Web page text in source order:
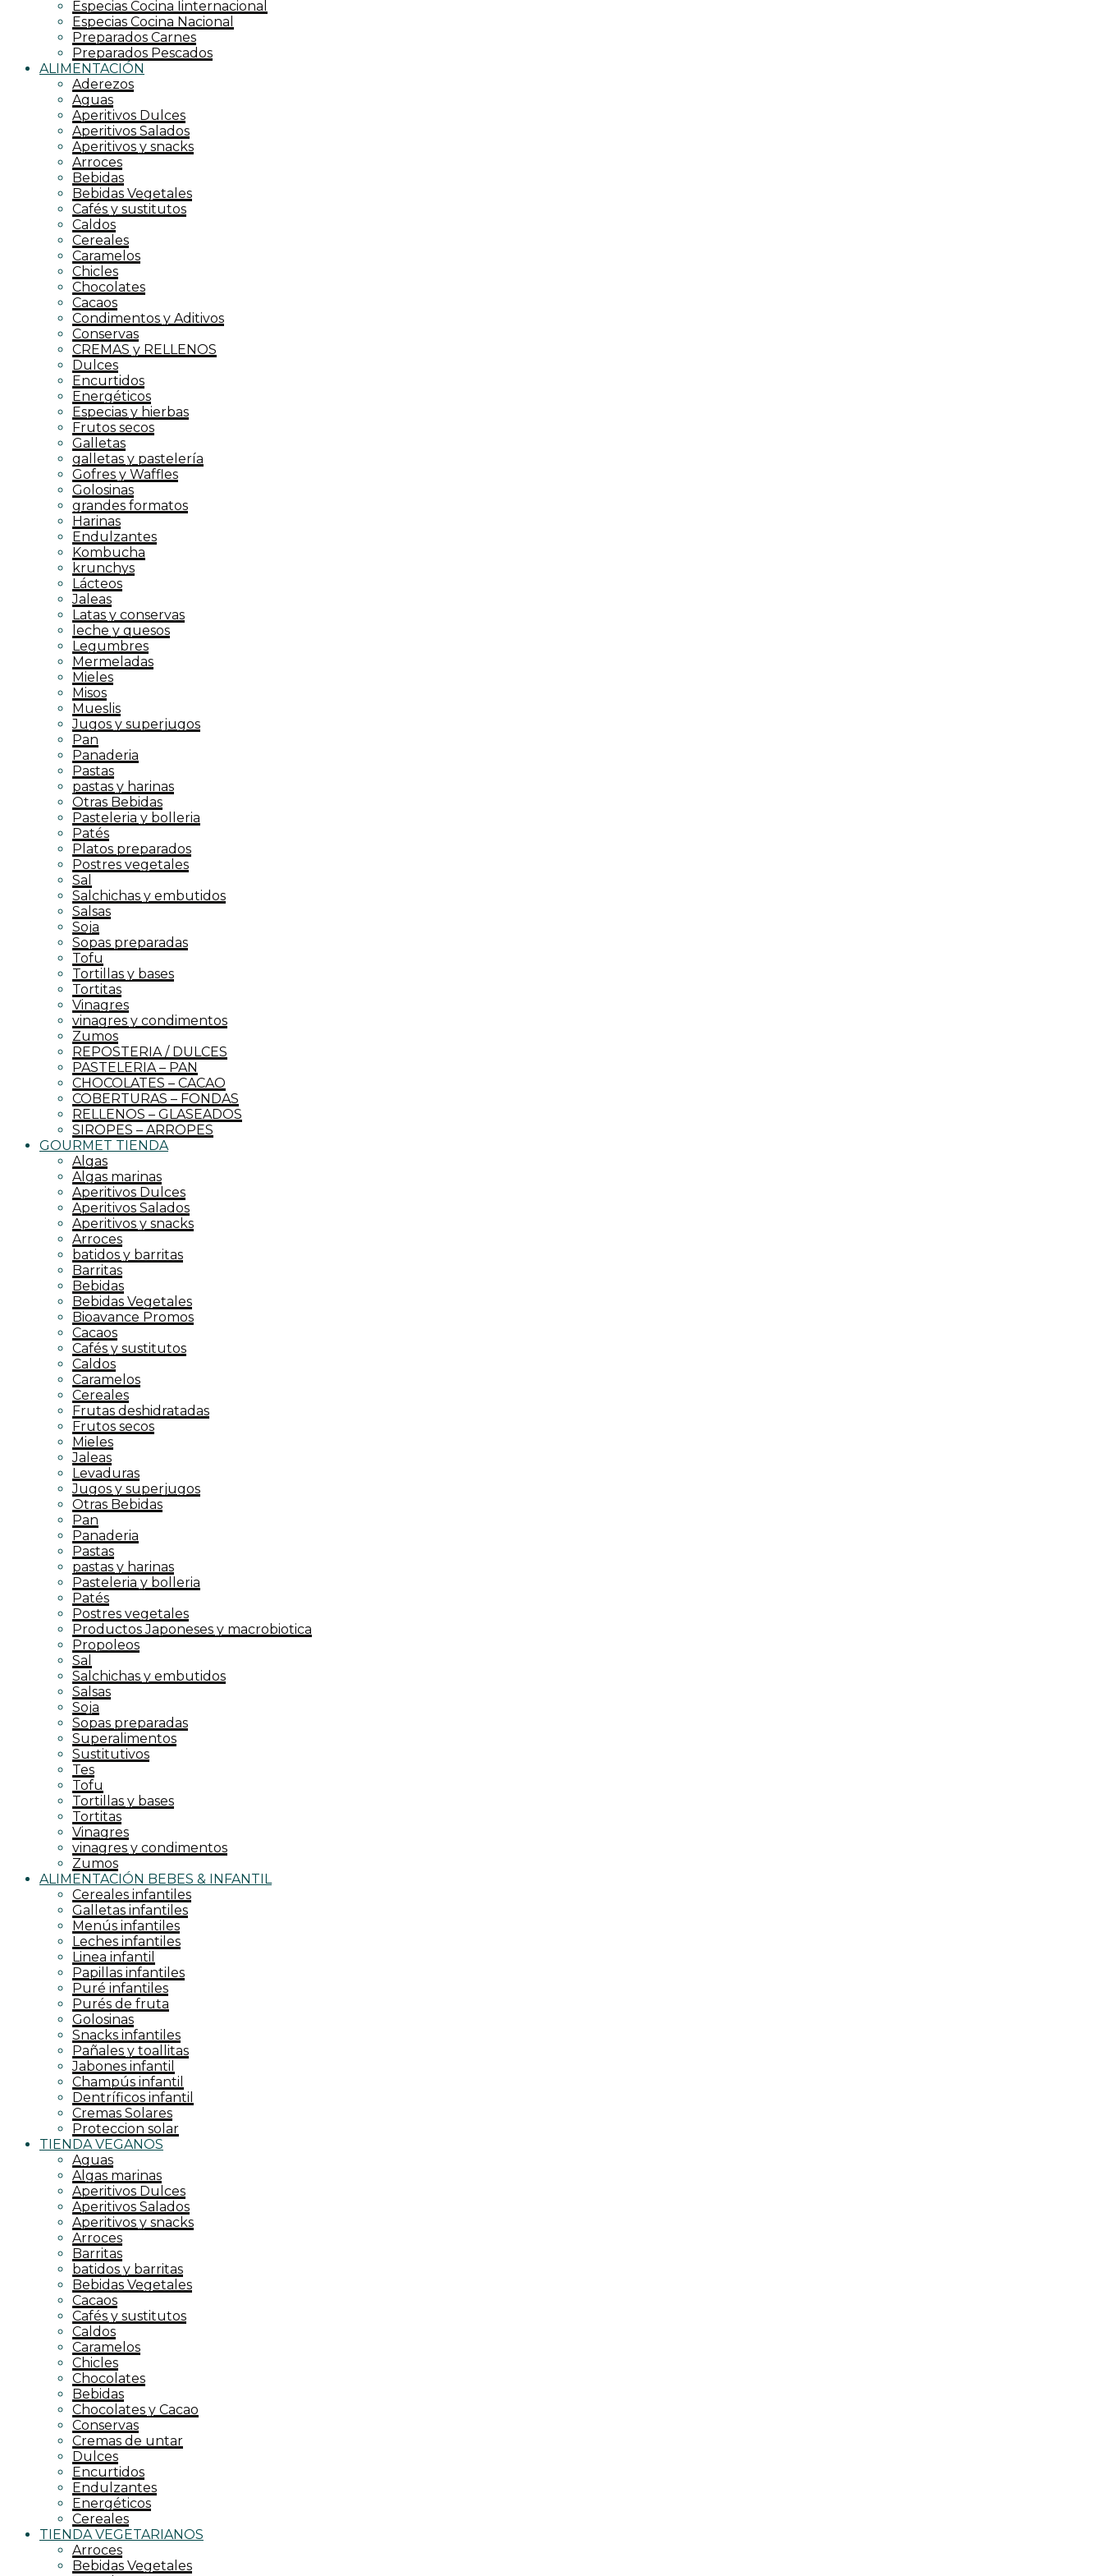
Especias Cocina Iinternacional
Especias Cocina Nacional
Preparados Carnes
Preparados Pescados
ALIMENTACIÓN
Aderezos
Aguas
Aperitivos Dulces
Aperitivos Salados
Aperitivos y snacks
Arroces
Bebidas
Bebidas Vegetales
Cafés y sustitutos
Caldos
Cereales
Caramelos
Chicles
Chocolates
Cacaos
Condimentos y Aditivos
Conservas
CREMAS y RELLENOS
Dulces
Encurtidos
Energéticos
Especias y hierbas
Frutos secos
Galletas
galletas y pastelería
Gofres y Waffles
Golosinas
grandes formatos
Harinas
Endulzantes
Kombucha
krunchys
Lácteos
Jaleas
Latas y conservas
leche y quesos
Legumbres
Mermeladas
Mieles
Misos
Mueslis
Jugos y superjugos
Pan
Panaderia
Pastas
pastas y harinas
Otras Bebidas
Pasteleria y bolleria
Patés
Platos preparados
Postres vegetales
Sal
Salchichas y embutidos
Salsas
Soja
Sopas preparadas
Tofu
Tortillas y bases
Tortitas
Vinagres
vinagres y condimentos
Zumos
REPOSTERIA / DULCES
PASTELERIA – PAN
CHOCOLATES – CACAO
COBERTURAS – FONDAS
RELLENOS – GLASEADOS
SIROPES – ARROPES
GOURMET TIENDA
Algas
Algas marinas
Aperitivos Dulces
Aperitivos Salados
Aperitivos y snacks
Arroces
batidos y barritas
Barritas
Bebidas
Bebidas Vegetales
Bioavance Promos
Cacaos
Cafés y sustitutos
Caldos
Caramelos
Cereales
Frutas deshidratadas
Frutos secos
Mieles
Jaleas
Levaduras
Jugos y superjugos
Otras Bebidas
Pan
Panaderia
Pastas
pastas y harinas
Pasteleria y bolleria
Patés
Postres vegetales
Productos Japoneses y macrobiotica
Propoleos
Sal
Salchichas y embutidos
Salsas
Soja
Sopas preparadas
Superalimentos
Sustitutivos
Tes
Tofu
Tortillas y bases
Tortitas
Vinagres
vinagres y condimentos
Zumos
ALIMENTACIÓN BEBES & INFANTIL
Cereales infantiles
Galletas infantiles
Menús infantiles
Leches infantiles
Linea infantil
Papillas infantiles
Puré infantiles
Purés de fruta
Golosinas
Snacks infantiles
Pañales y toallitas
Jabones infantil
Champús infantil
Dentríficos infantil
Cremas Solares
Proteccion solar
TIENDA VEGANOS
Aguas
Algas marinas
Aperitivos Dulces
Aperitivos Salados
Aperitivos y snacks
Arroces
Barritas
batidos y barritas
Bebidas Vegetales
Cacaos
Cafés y sustitutos
Caldos
Caramelos
Chicles
Chocolates
Bebidas
Chocolates y Cacao
Conservas
Cremas de untar
Dulces
Encurtidos
Endulzantes
Energéticos
Cereales
TIENDA VEGETARIANOS
Arroces
Bebidas Vegetales